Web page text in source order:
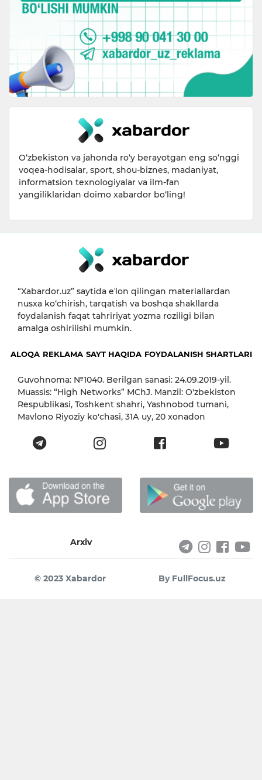
O‘zbekiston va jahonda ro‘y berayotgan eng so‘nggi
voqea-hodisalar, sport, shou-biznes, madaniyat,
informatsion texnologiyalar va ilm-fan
yangiliklaridan doimo xabardor bo‘ling!
“Xabardor.uz” saytida eʼlon qilingan materiallardan
nusxa ko‘chirish, tarqatish va boshqa shakllarda
foydalanish faqat tahririyat yozma roziligi bilan
amalga oshirilishi mumkin.
ALOQA REKLAMA SAYT HAQIDA FOYDALANISH SHARTLARI
Guvohnoma: №1040. Berilgan sanasi: 24.09.2019-yil.
Muassis: “High Networks” MChJ. Manzil: O'zbekiston
Respublikasi, Toshkent shahri, Yashnobod tumani,
Mavlono Riyoziy ko'chasi, 31А uy, 20 xonadon
Arxiv
© 2023 Xabardor By FullFocus.uz